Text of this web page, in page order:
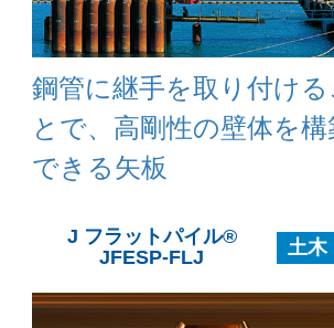
鋼管に継手を取り付ける
とで、高剛性の壁体を構
できる矢板
J フラットパイル®
JFESP-FLJ
土木